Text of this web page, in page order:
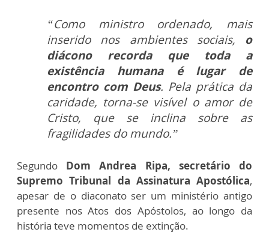
“Como ministro ordenado, mais
inserido nos ambientes sociais, o
diácono recorda que toda a
existência humana é lugar de
encontro com Deus. Pela prática da
caridade, torna-se visível o amor de
Cristo, que se inclina sobre as
fragilidades do mundo.”
Segundo Dom Andrea Ripa, secretário do
Supremo Tribunal da Assinatura Apostólica,
apesar de o diaconato ser um ministério antigo
presente nos Atos dos Apóstolos, ao longo da
história teve momentos de extinção.